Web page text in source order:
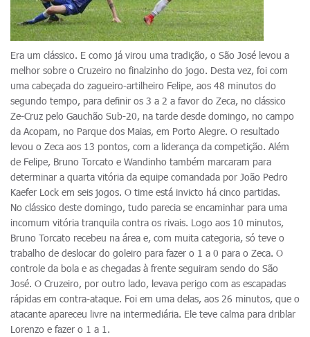
Era um clássico. E como já virou uma tradição, o São José levou a
melhor sobre o Cruzeiro no finalzinho do jogo. Desta vez, foi com
uma cabeçada do zagueiro-artilheiro Felipe, aos 48 minutos do
segundo tempo, para definir os 3 a 2 a favor do Zeca, no clássico
Ze-Cruz pelo Gauchão Sub-20, na tarde desde domingo, no campo
da Acopam, no Parque dos Maias, em Porto Alegre. O resultado
levou o Zeca aos 13 pontos, com a liderança da competição. Além
de Felipe, Bruno Torcato e Wandinho também marcaram para
determinar a quarta vitória da equipe comandada por João Pedro
Kaefer Lock em seis jogos. O time está invicto há cinco partidas.
No clássico deste domingo, tudo parecia se encaminhar para uma
incomum vitória tranquila contra os rivais. Logo aos 10 minutos,
Bruno Torcato recebeu na área e, com muita categoria, só teve o
trabalho de deslocar do goleiro para fazer o 1 a 0 para o Zeca. O
controle da bola e as chegadas à frente seguiram sendo do São
José. O Cruzeiro, por outro lado, levava perigo com as escapadas
rápidas em contra-ataque. Foi em uma delas, aos 26 minutos, que o
atacante apareceu livre na intermediária. Ele teve calma para driblar
Lorenzo e fazer o 1 a 1.